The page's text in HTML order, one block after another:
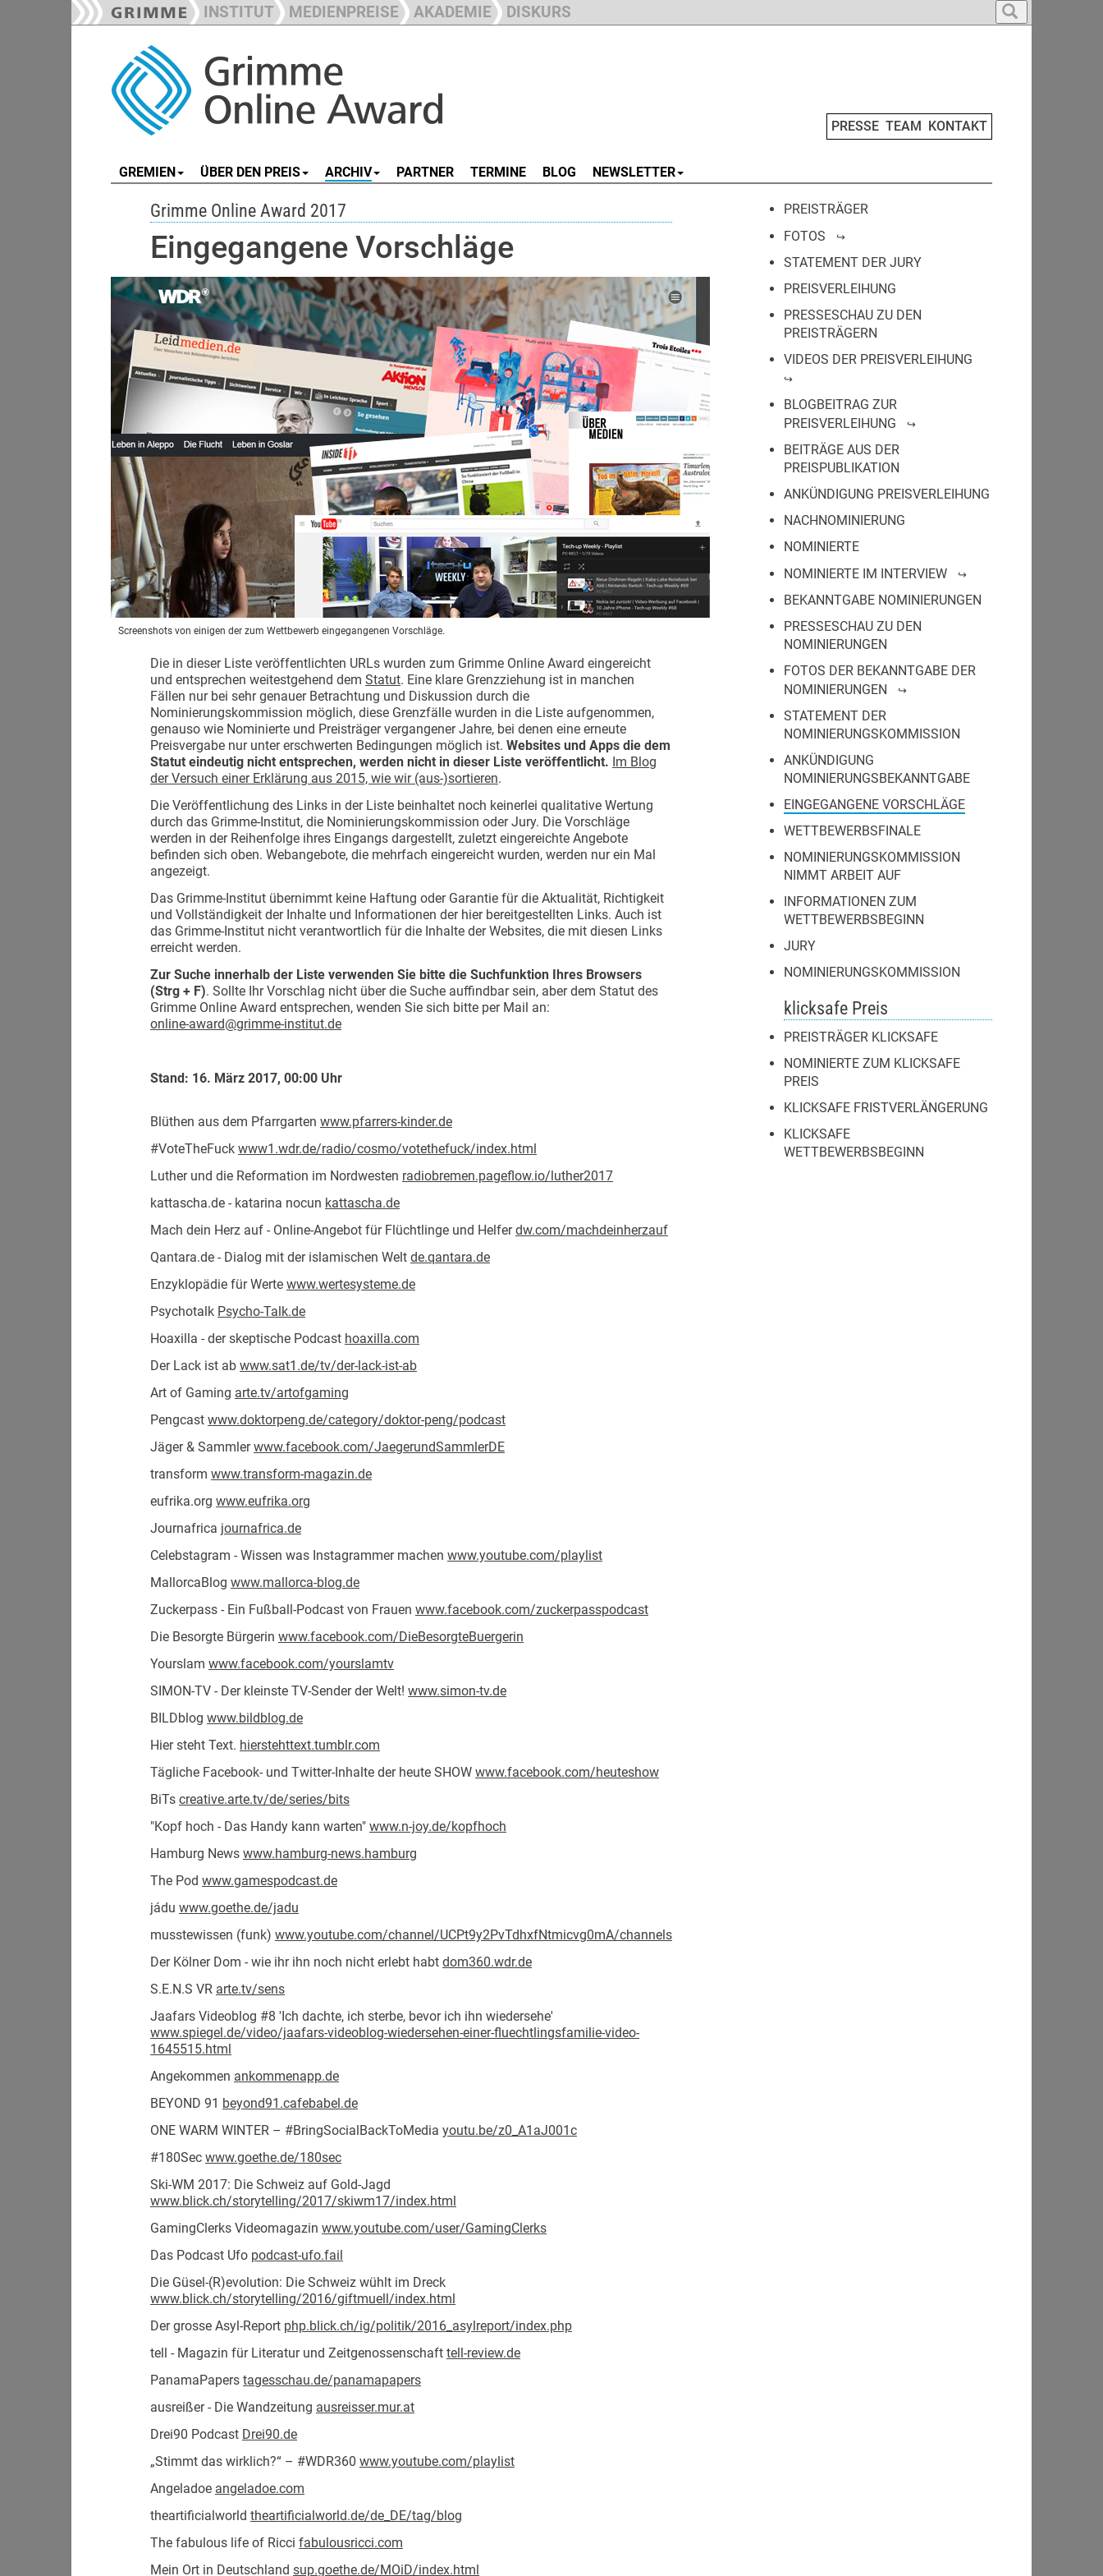
INSTITUT MEDIENPREISE AKADEMIE DISKURS
PRESSE TEAM KONTAKT
GREMIEN ÜBER DEN PREIS ARCHIV PARTNER TERMINE BLOG NEWSLETTER
Grimme Online Award 2017
Eingegangene Vorschläge
Screenshots von einigen der zum Wettbewerb eingegangenen Vorschläge.
Die in dieser Liste veröffentlichten URLs wurden zum Grimme Online Award eingereicht
und entsprechen weitestgehend dem Statut. Eine klare Grenzziehung ist in manchen
Fällen nur bei sehr genauer Betrachtung und Diskussion durch die
Nominierungskommission möglich, diese Grenzfälle wurden in die Liste aufgenommen,
genauso wie Nominierte und Preisträger vergangener Jahre, bei denen eine erneute
Preisvergabe nur unter erschwerten Bedingungen möglich ist. Websites und Apps die dem
Statut eindeutig nicht entsprechen, werden nicht in dieser Liste veröffentlicht. Im Blog
der Versuch einer Erklärung aus 2015, wie wir (aus-)sortieren.
Die Veröffentlichung des Links in der Liste beinhaltet noch keinerlei qualitative Wertung
durch das Grimme-Institut, die Nominierungskommission oder Jury. Die Vorschläge
werden in der Reihenfolge ihres Eingangs dargestellt, zuletzt eingereichte Angebote
befinden sich oben. Webangebote, die mehrfach eingereicht wurden, werden nur ein Mal
angezeigt.
Das Grimme-Institut übernimmt keine Haftung oder Garantie für die Aktualität, Richtigkeit
und Vollständigkeit der Inhalte und Informationen der hier bereitgestellten Links. Auch ist
das Grimme-Institut nicht verantwortlich für die Inhalte der Websites, die mit diesen Links
erreicht werden.
Zur Suche innerhalb der Liste verwenden Sie bitte die Suchfunktion Ihres Browsers
(Strg + F). Sollte Ihr Vorschlag nicht über die Suche auffindbar sein, aber dem Statut des
Grimme Online Award entsprechen, wenden Sie sich bitte per Mail an:
online-award@grimme-institut.de
Stand: 16. März 2017, 00:00 Uhr
Blüthen aus dem Pfarrgarten www.pfarrers-kinder.de
#VoteTheFuck www1.wdr.de/radio/cosmo/votethefuck/index.html
Luther und die Reformation im Nordwesten radiobremen.pageflow.io/luther2017
kattascha.de - katarina nocun kattascha.de
Mach dein Herz auf - Online-Angebot für Flüchtlinge und Helferdw.com/machdeinherzauf
Qantara.de - Dialog mit der islamischen Welt de.qantara.de
Enzyklopädie für Werte www.wertesysteme.de
Psychotalk Psycho-Talk.de
Hoaxilla - der skeptische Podcast hoaxilla.com
Der Lack ist ab www.sat1.de/tv/der-lack-ist-ab
Art of Gaming arte.tv/artofgaming
Pengcast www.doktorpeng.de/category/doktor-peng/podcast
Jäger & Sammlerwww.facebook.com/JaegerundSammlerDE
transform www.transform-magazin.de
eufrika.org www.eufrika.org
Journafrica journafrica.de
Celebstagram - Wissen was Instagrammer machen www.youtube.com/playlist
MallorcaBlog www.mallorca-blog.de
Zuckerpass - Ein Fußball-Podcast von Frauen www.facebook.com/zuckerpasspodcast
Die Besorgte Bürgerin www.facebook.com/DieBesorgteBuergerin
Yourslam www.facebook.com/yourslamtv
SIMON-TV - Der kleinste TV-Sender der Welt! www.simon-tv.de
BILDblog www.bildblog.de
Hier steht Text. hierstehttext.tumblr.com
Tägliche Facebook- und Twitter-Inhalte der heute SHOW www.facebook.com/heuteshow
BiTs creative.arte.tv/de/series/bits
"Kopf hoch - Das Handy kann warten" www.n-joy.de/kopfhoch
Hamburg News www.hamburg-news.hamburg
The Pod www.gamespodcast.de
jádu www.goethe.de/jadu
musstewissen (funk) www.youtube.com/channel/UCPt9y2PvTdhxfNtmicvg0mA/channels
Der Kölner Dom - wie ihr ihn noch nicht erlebt habt dom360.wdr.de
S.E.N.S VR arte.tv/sens
Jaafars Videoblog #8 'Ich dachte, ich sterbe, bevor ich ihn wiedersehe'
www.spiegel.de/video/jaafars-videoblog-wiedersehen-einer-fluechtlingsfamilie-video-
1645515.html
Angekommen ankommenapp.de
BEYOND 91 beyond91.cafebabel.de
ONE WARM WINTER – #BringSocialBackToMedia youtu.be/z0_A1aJ001c
#180Sec www.goethe.de/180sec
Ski-WM 2017: Die Schweiz auf Gold-Jagd
www.blick.ch/storytelling/2017/skiwm17/index.html
GamingClerks Videomagazin www.youtube.com/user/GamingClerks
Das Podcast Ufo podcast-ufo.fail
Die Güsel-(R)evolution: Die Schweiz wühlt im Dreck
www.blick.ch/storytelling/2016/giftmuell/index.html
Der grosse Asyl-Report php.blick.ch/ig/politik/2016_asylreport/index.php
tell - Magazin für Literatur und Zeitgenossenschaft tell-review.de
PanamaPapers tagesschau.de/panamapapers
ausreißer - Die Wandzeitung ausreisser.mur.at
Drei90 Podcast Drei90.de
„Stimmt das wirklich?“ – #WDR360 www.youtube.com/playlist
Angeladoe angeladoe.com
theartificialworld theartificialworld.de/de_DE/tag/blog
The fabulous life of Ricci fabulousricci.com
Mein Ort in Deutschland sup.goethe.de/MOiD/index.html
PREISTRÄGER
FOTOS
STATEMENT DER JURY
PREISVERLEIHUNG
PRESSESCHAU ZU DEN
PREISTRÄGERN
VIDEOS DER PREISVERLEIHUNG
BLOGBEITRAG ZUR
PREISVERLEIHUNG
BEITRÄGE AUS DER
PREISPUBLIKATION
ANKÜNDIGUNG PREISVERLEIHUNG
NACHNOMINIERUNG
NOMINIERTE
NOMINIERTE IM INTERVIEW
BEKANNTGABE NOMINIERUNGEN
PRESSESCHAU ZU DEN
NOMINIERUNGEN
FOTOS DER BEKANNTGABE DER
NOMINIERUNGEN
STATEMENT DER
NOMINIERUNGSKOMMISSION
ANKÜNDIGUNG
NOMINIERUNGSBEKANNTGABE
EINGEGANGENE VORSCHLÄGE
WETTBEWERBSFINALE
NOMINIERUNGSKOMMISSION
NIMMT ARBEIT AUF
INFORMATIONEN ZUM
WETTBEWERBSBEGINN
JURY
NOMINIERUNGSKOMMISSION
klicksafe Preis
PREISTRÄGER KLICKSAFE
NOMINIERTE ZUM KLICKSAFE
PREIS
KLICKSAFE FRISTVERLÄNGERUNG
KLICKSAFE
WETTBEWERBSBEGINN